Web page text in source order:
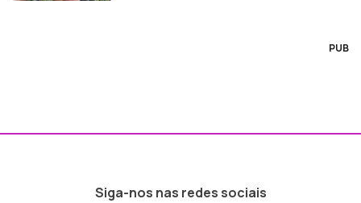
PUB
Siga-nos nas redes sociais